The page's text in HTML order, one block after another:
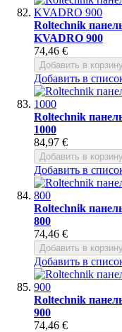
Roltechnik
KVADRO 900
74,46 €
Добавить в корзину
Добавить в
Roltechnik
1000
84,97 €
Добавить в корзину
Добавить в
Roltechnik
800
74,46 €
Добавить в корзину
Добавить в
Roltechnik
900
74,46 €